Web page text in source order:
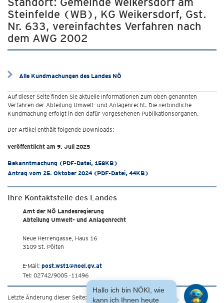
Steinfelde (WB), KG Weikersdorf, Gst.
Nr. 633, vereinfachtes Verfahren nach
dem AWG 2002
Alle Kundmachungen des Landes NÖ
Auf dieser Seite finden Sie aktuelle Informationen zum oben genannten
Verfahren der Abteilung Umwelt- und Anlagenrecht. Die verbindliche
Kundmachung erfolgt in den dafür vorgesehenen Publikationsorganen.
Der Artikel enthält folgende Downloads:
veröffentlicht am 9. Juli 2025
Bekanntmachung (PDF-Datei, 158KB)
Antrag vom 25. Oktober 2024 (PDF-Datei, 44KB)
Ihre Kontaktstelle des Landes
Amt der NÖ Landesregierung
Abteilung Umwelt- und Anlagenrecht
Neue Herrengasse, Haus 16
3109 St. Pölten
E-Mail: post.wst1@noel.gv.at
Tel: 02742/9005 -11496
Letzte Änderung dieser Seite: 9.7.2025
Hallo ich bin NÖKI, wie
kann ich Ihnen heute